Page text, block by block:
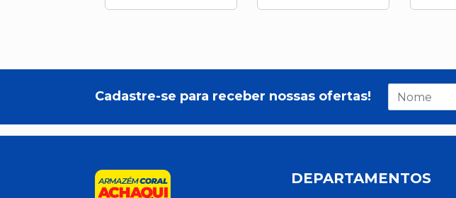
Cadastre-se para receber nossas ofertas!
DEPARTAMENTOS